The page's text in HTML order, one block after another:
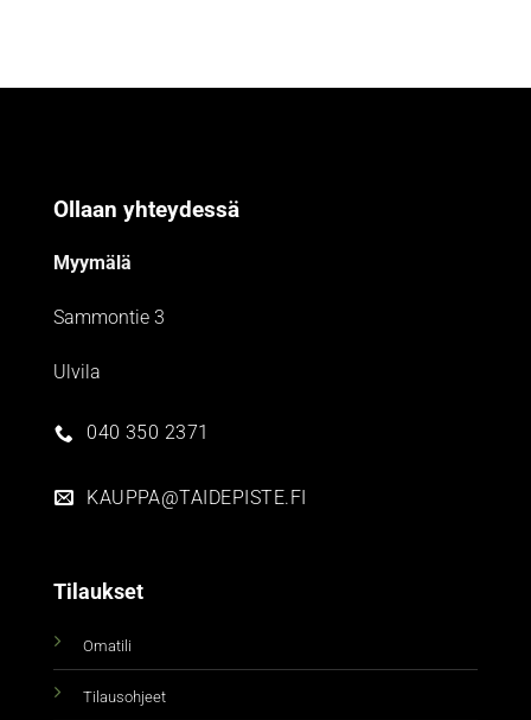
Ollaan yhteydessä
Myymälä
Sammontie 3
Ulvila
040 350 2371
KAUPPA@TAIDEPISTE.FI
Tilaukset
Omatili
Tilausohjeet